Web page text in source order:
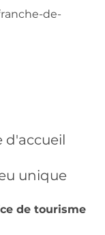
d'accueil
unique
de tourisme
de-